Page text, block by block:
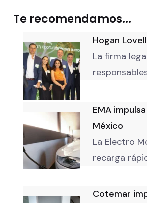
Te recomendamos...
Hogan
La firma
EMA
México
La Electro
recarga
Cotemar